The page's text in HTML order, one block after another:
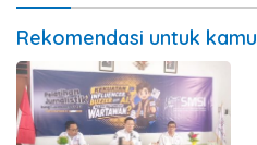
Rekomendasi untuk kamu